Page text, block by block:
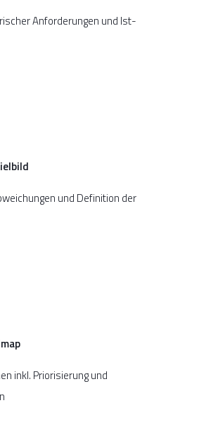
Anforderungen und Ist-
und Definition der
inkl. Priorisierung und